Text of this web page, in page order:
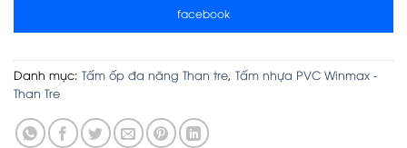
facebook
Danh mục: Tấm ốp đa năng Than tre, Tấm nhựa PVC Winmax -
Than Tre